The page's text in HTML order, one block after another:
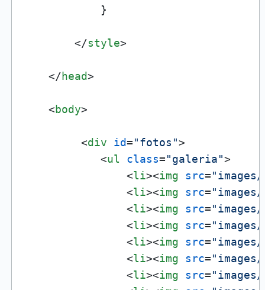
            }
</style>
</head>
<body>
<div id="fotos">
<ul class="galeria">
<li><img src=
<li><img src=
<li><img src=
<li><img src=
<li><img src=
<li><img src=
<li><img src=